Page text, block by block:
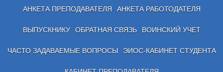
АНКЕТА ПРЕПОДАВАТЕЛЯ АНКЕТА РАБОТОДАТЕЛЯ
ВЫПУСКНИКУ ОБРАТНАЯ СВЯЗЬ ВОИНСКИЙ УЧЕТ
ЧАСТО ЗАДАВАЕМЫЕ ВОПРОСЫ ЭИОС-КАБИНЕТ СТУДЕНТА